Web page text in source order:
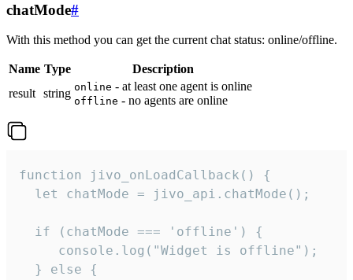
chatMode#
With this method you can get the current chat status: online/offline.
Name Type
Description
result string online - at least one agent is online
offline - no agents are online
function jivo_onLoadCallback() {
  let chatMode = jivo_api.chatMode();
  if (chatMode === 'offline') {
     console.log("Widget is offline");
  } else {